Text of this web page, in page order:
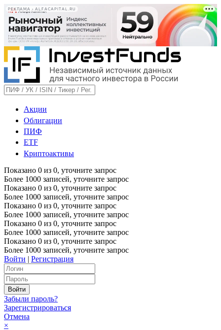
РЕКЛАМА • ALFACAPITAL.RU
Акции
Облигации
ПИФ
ETF
Криптоактивы
Показано 0 из 0, уточните запрос
Более 1000 записей, уточните запрос
Показано 0 из 0, уточните запрос
Более 1000 записей, уточните запрос
Показано 0 из 0, уточните запрос
Более 1000 записей, уточните запрос
Показано 0 из 0, уточните запрос
Более 1000 записей, уточните запрос
Показано 0 из 0, уточните запрос
Более 1000 записей, уточните запрос
Войти | Регистрация
Забыли пароль?
Зарегистрироваться
Отмена
×